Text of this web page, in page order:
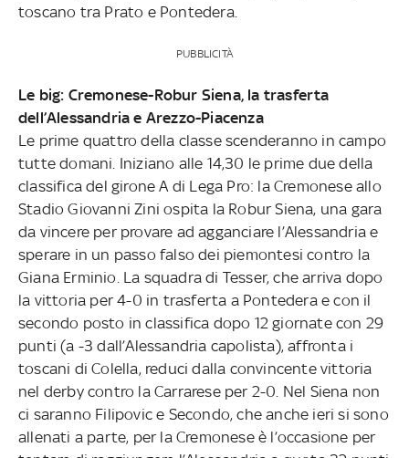
toscano tra Prato e Pontedera.
PUBBLICITÀ
Le big: Cremonese-Robur Siena, la trasferta
dell’Alessandria e Arezzo-Piacenza
Le prime quattro della classe scenderanno in campo
tutte domani. Iniziano alle 14,30 le prime due della
classifica del girone A di Lega Pro: la Cremonese allo
Stadio Giovanni Zini ospita la Robur Siena, una gara
da vincere per provare ad agganciare l’Alessandria e
sperare in un passo falso dei piemontesi contro la
Giana Erminio. La squadra di Tesser, che arriva dopo
la vittoria per 4-0 in trasferta a Pontedera e con il
secondo posto in classifica dopo 12 giornate con 29
punti (a -3 dall’Alessandria capolista), affronta i
toscani di Colella, reduci dalla convincente vittoria
nel derby contro la Carrarese per 2-0. Nel Siena non
ci saranno Filipovic e Secondo, che anche ieri si sono
allenati a parte, per la Cremonese è l’occasione per